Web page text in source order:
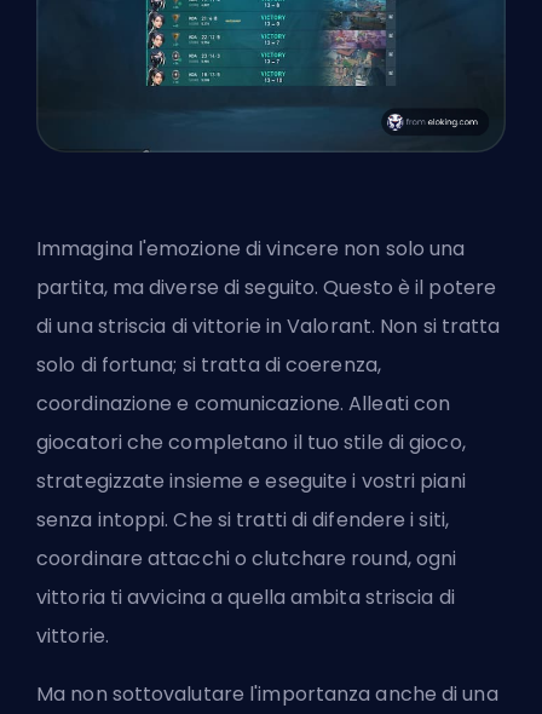
Immagina l'emozione di vincere non solo una
partita, ma diverse di seguito. Questo è il potere
di una striscia di vittorie in Valorant. Non si tratta
solo di fortuna; si tratta di coerenza,
coordinazione e comunicazione. Alleati con
giocatori che completano il tuo stile di gioco,
strategizzate insieme e eseguite i vostri piani
senza intoppi. Che si tratti di difendere i siti,
coordinare attacchi o clutchare round, ogni
vittoria ti avvicina a quella ambita striscia di
vittorie.
Ma non sottovalutare l'importanza anche di una